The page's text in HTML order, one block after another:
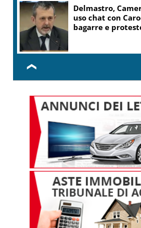
Masi Agricola:
a 27,3 milioni, in
❮